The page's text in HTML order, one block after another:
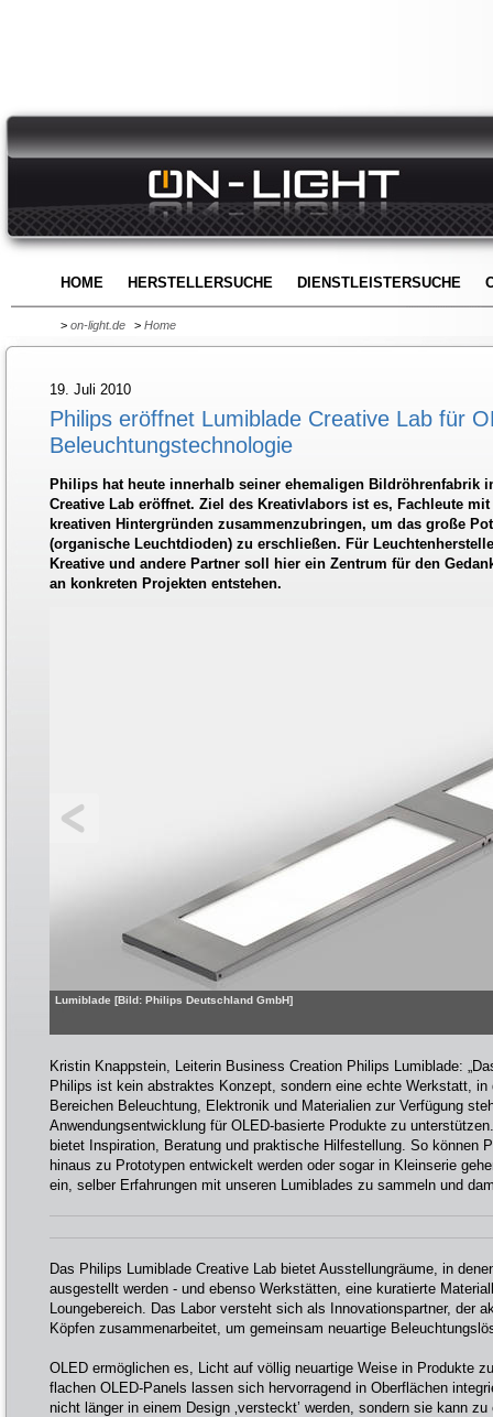
HOME HERSTELLERSUCHE DIENSTLEISTERSUCHE
> on-light.de > Home
19. Juli 2010
Philips eröffnet Lumiblade Creative Lab für
Beleuchtungstechnologie
Philips hat heute innerhalb seiner ehemaligen Bildröhrenfabrik
Creative Lab eröffnet. Ziel des Kreativlabors ist es, Fachleute
kreativen Hintergründen zusammenzubringen, um das große
(organische Leuchtdioden) zu erschließen. Für
Kreative und andere Partner soll hier ein Zentrum für den
an konkreten Projekten entstehen.
Lumiblade [Bild: Philips Deutschland GmbH]
Kristin Knappstein, Leiterin Business Creation Philips Lumiblade:
Philips ist kein abstraktes Konzept, sondern eine echte Werkstatt, in
Bereichen Beleuchtung, Elektronik und Materialien zur Verfügung
Anwendungsentwicklung für OLED-basierte Produkte zu
bietet Inspiration, Beratung und praktische Hilfestellung. So können
hinaus zu Prototypen entwickelt werden oder sogar in Kleinserie
ein, selber Erfahrungen mit unseren Lumiblades zu sammeln und
Das Philips Lumiblade Creative Lab bietet Ausstellungräume, in
ausgestellt werden - und ebenso Werkstätten, eine kuratierte
Loungebereich. Das Labor versteht sich als Innovationspartner, der
Köpfen zusammenarbeitet, um gemeinsam neuartige
OLED ermöglichen es, Licht auf völlig neuartige Weise in Produkte
flachen OLED-Panels lassen sich hervorragend in Oberflächen
nicht länger in einem Design ‚versteckt’ werden, sondern sie kann